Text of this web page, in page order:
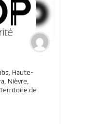
Haute-
Nièvre
de